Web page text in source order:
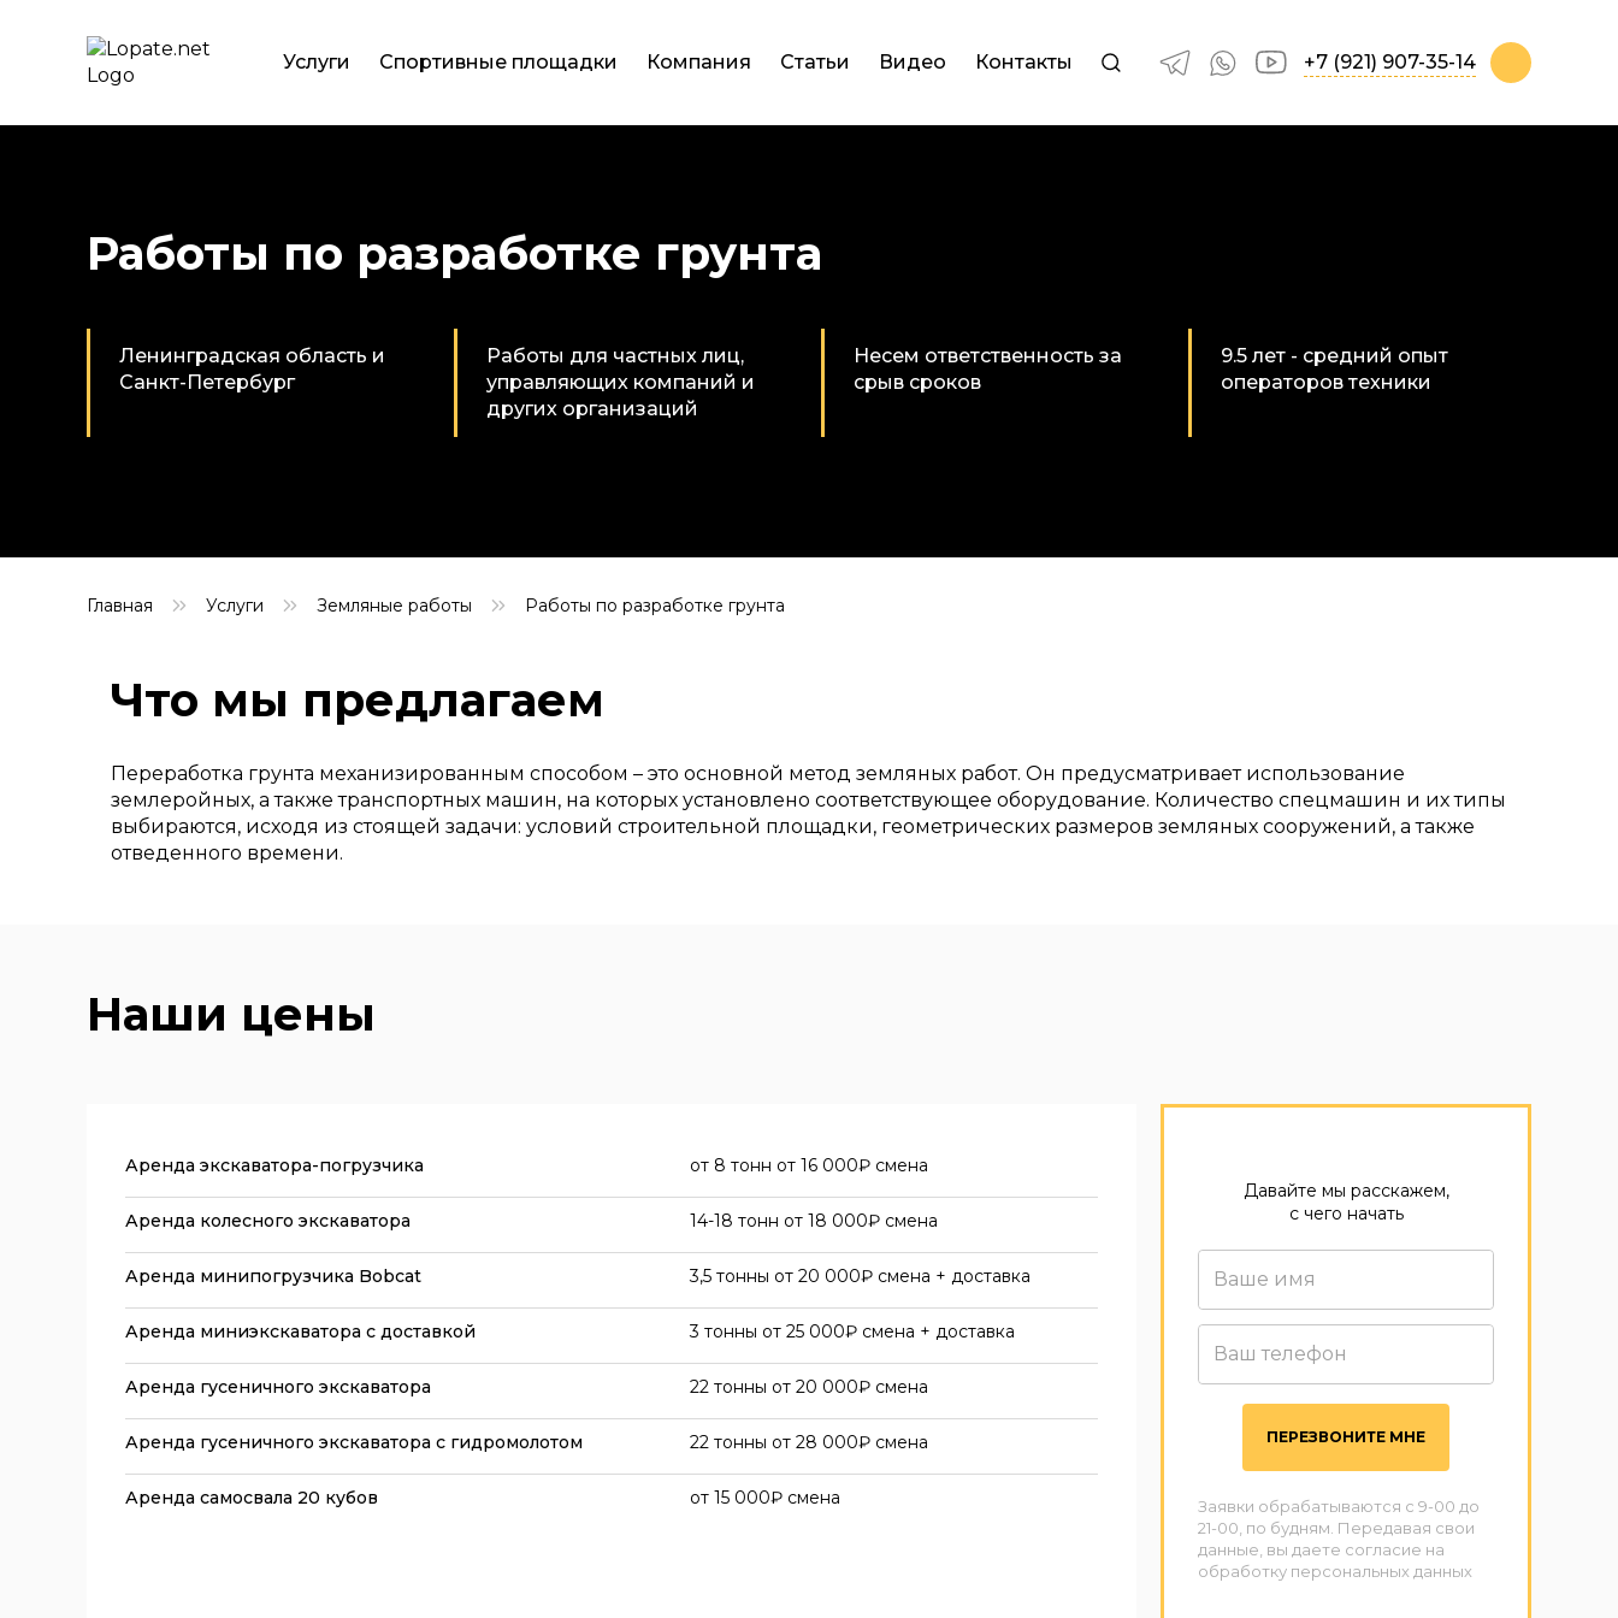
Услуги Спортивные площадки Компания Статьи Видео Контакты +7 (921) 907-35-14
Работы по разработке грунта
Ленинградская область и
Санкт-Петербург
Работы для частных лиц,
управляющих компаний и
других организаций
Несем ответственность за
срыв сроков
9.5 лет - средний опыт
операторов техники
Главная Услуги Земляные работы Работы по разработке грунта
Что мы предлагаем
Переработка грунта механизированным способом – это основной метод земляных работ. Он предусматривает использование
землеройных, а также транспортных машин, на которых установлено соответствующее оборудование. Количество спецмашин и их типы
выбираются, исходя из стоящей задачи: условий строительной площадки, геометрических размеров земляных сооружений, а также
отведенного времени.
Наши цены
Аренда экскаватора-погрузчика от 8 тонн от 16 000 смена
Аренда колесного экскаватора 14-18 тонн от 18 000 смена
Аренда минипогрузчика Bobcat 3,5 тонны от 20 000 смена + доставка
Аренда миниэкскаватора с доставкой 3 тонны от 25 000 смена + доставка
Аренда гусеничного экскаватора 22 тонны от 20 000 смена
Аренда гусеничного экскаватора с гидромолотом 22 тонны от 28 000 смена
Аренда самосвала 20 кубов от 15 000 смена
Давайте мы расскажем,
с чего начать
ПЕРЕЗВОНИТЕ МНЕ
Заявки обрабатываются с 9-00 до
21-00, по будням. Передавая свои
данные, вы даете согласие на
обработку персональных данных